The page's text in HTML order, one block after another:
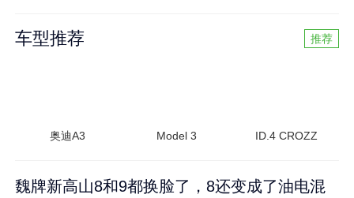
车型推荐 推荐
奥迪A3 Model 3 ID.4 CROZZ
魏牌新高山8和9都换脸了，8还变成了油电混